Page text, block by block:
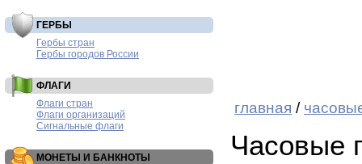
ГЕРБЫ
Гербы стран
Гербы городов России
ФЛАГИ
Флаги стран
Флаги организаций
Сигнальные флаги
МОНЕТЫ И БАНКНОТЫ
главная /
Часовые